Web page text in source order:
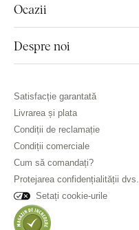
Ocazii
Despre noi
Satisfacție garantată
Livrarea și plata
Condiții de reclamație
Condiții comerciale
Cum să comandați?
Protejarea confidențialității dvs.
Setați cookie-urile